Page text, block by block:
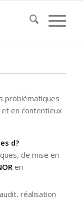
problématiques
et en contentieux
d?
de mise en
en
réalisation